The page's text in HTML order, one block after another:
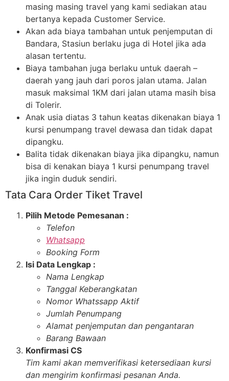
masing masing travel yang kami sediakan atau
bertanya kepada Customer Service.
Akan ada biaya tambahan untuk penjemputan di
Bandara, Stasiun berlaku juga di Hotel jika ada
alasan tertentu.
Biaya tambahan juga berlaku untuk daerah –
daerah yang jauh dari poros jalan utama. Jalan
masuk maksimal 1KM dari jalan utama masih bisa
di Tolerir.
Anak usia diatas 3 tahun keatas dikenakan biaya 1
kursi penumpang travel dewasa dan tidak dapat
dipangku.
Balita tidak dikenakan biaya jika dipangku, namun
bisa di kenakan biaya 1 kursi penumpang travel
jika ingin duduk sendiri.
Tata Cara Order Tiket Travel
Pilih Metode Pemesanan :
Telefon
Whatsapp
Booking Form
Isi Data Lengkap :
Nama Lengkap
Tanggal Keberangkatan
Nomor Whatssapp Aktif
Jumlah Penumpang
Alamat penjemputan dan pengantaran
Barang Bawaan
Konfirmasi CS
Tim kami akan memverifikasi ketersediaan kursi
dan mengirim konfirmasi pesanan Anda.